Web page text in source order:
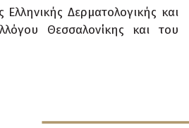
Δερματολογικής και
Θεσσαλονίκης και του